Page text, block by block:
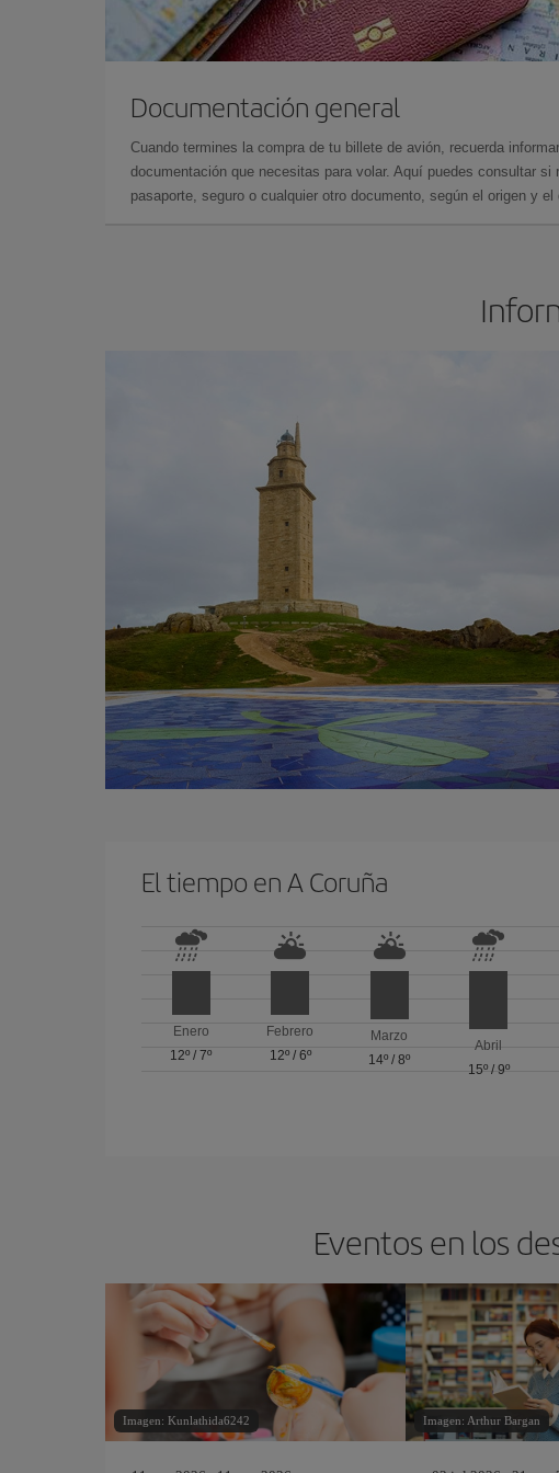
Documentación general
Cuando termines la compra de tu billete de avión, recuerda
documentación que necesitas para volar. Aquí puedes consultar si
pasaporte, seguro o cualquier otro documento, según el origen y
El tiempo en A Coruña
Enero
12º /7º
Febrero
12º/ 6º
Marzo
14º /8º
Abril
15º/ 9º
Eventos en los
Imagen: Kunlathida6242 Imagen: Arthur Bargan